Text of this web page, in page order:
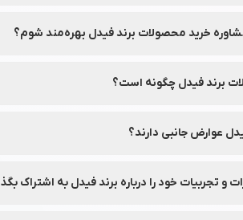
خرید محصولات برند فیدل بهره‌مند شوم؟
برند فیدل چگونه است؟
عوارض جانبی دارند؟
و تجربیات خود را درباره برند فیدل به اشتراک